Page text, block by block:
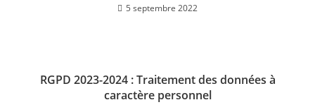
5 septembre 2022
RGPD 2023-2024 : Traitement des données à
caractère personnel